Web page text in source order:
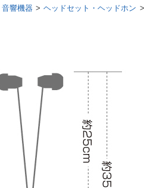
音響機器 >ヘッドセット・ヘッドホン